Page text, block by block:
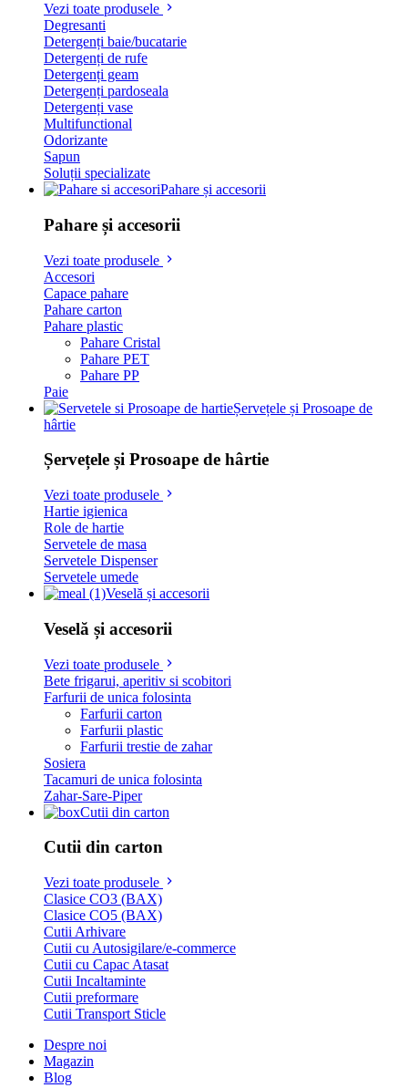
Vezi toate produsele
Degresanti
Detergenți baie/bucatarie
Detergenți de rufe
Detergenți geam
Detergenți pardoseala
Detergenți vase
Multifunctional
Odorizante
Sapun
Soluții specializate
Pahare și accesorii
Pahare și accesorii
Vezi toate produsele
Accesori
Capace pahare
Pahare carton
Pahare plastic
Pahare Cristal
Pahare PET
Pahare PP
Paie
Șervețele și Prosoape de
hârtie
Șervețele și Prosoape de hârtie
Vezi toate produsele
Hartie igienica
Role de hartie
Servetele de masa
Servetele Dispenser
Servetele umede
Veselă și accesorii
Veselă și accesorii
Vezi toate produsele
Bete frigarui, aperitiv si scobitori
Farfurii de unica folosinta
Farfurii carton
Farfurii plastic
Farfurii trestie de zahar
Sosiera
Tacamuri de unica folosinta
Zahar-Sare-Piper
Cutii din carton
Cutii din carton
Vezi toate produsele
Clasice CO3 (BAX)
Clasice CO5 (BAX)
Cutii Arhivare
Cutii cu Autosigilare/e-commerce
Cutii cu Capac Atasat
Cutii Incaltaminte
Cutii preformare
Cutii Transport Sticle
Despre noi
Magazin
Blog